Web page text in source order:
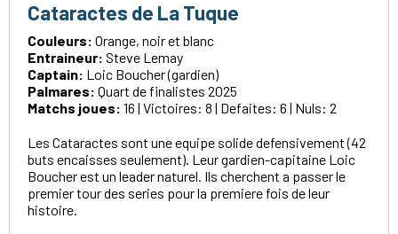
Cataractes de La Tuque
Couleurs: Orange, noir et blanc
Entraineur: Steve Lemay
Captain: Loic Boucher (gardien)
Palmares: Quart de finalistes 2025
Matchs joues: 16 | Victoires: 8 | Defaites: 6 | Nuls: 2
Les Cataractes sont une equipe solide defensivement (42
buts encaisses seulement). Leur gardien-capitaine Loic
Boucher est un leader naturel. Ils cherchent a passer le
premier tour des series pour la premiere fois de leur
histoire.